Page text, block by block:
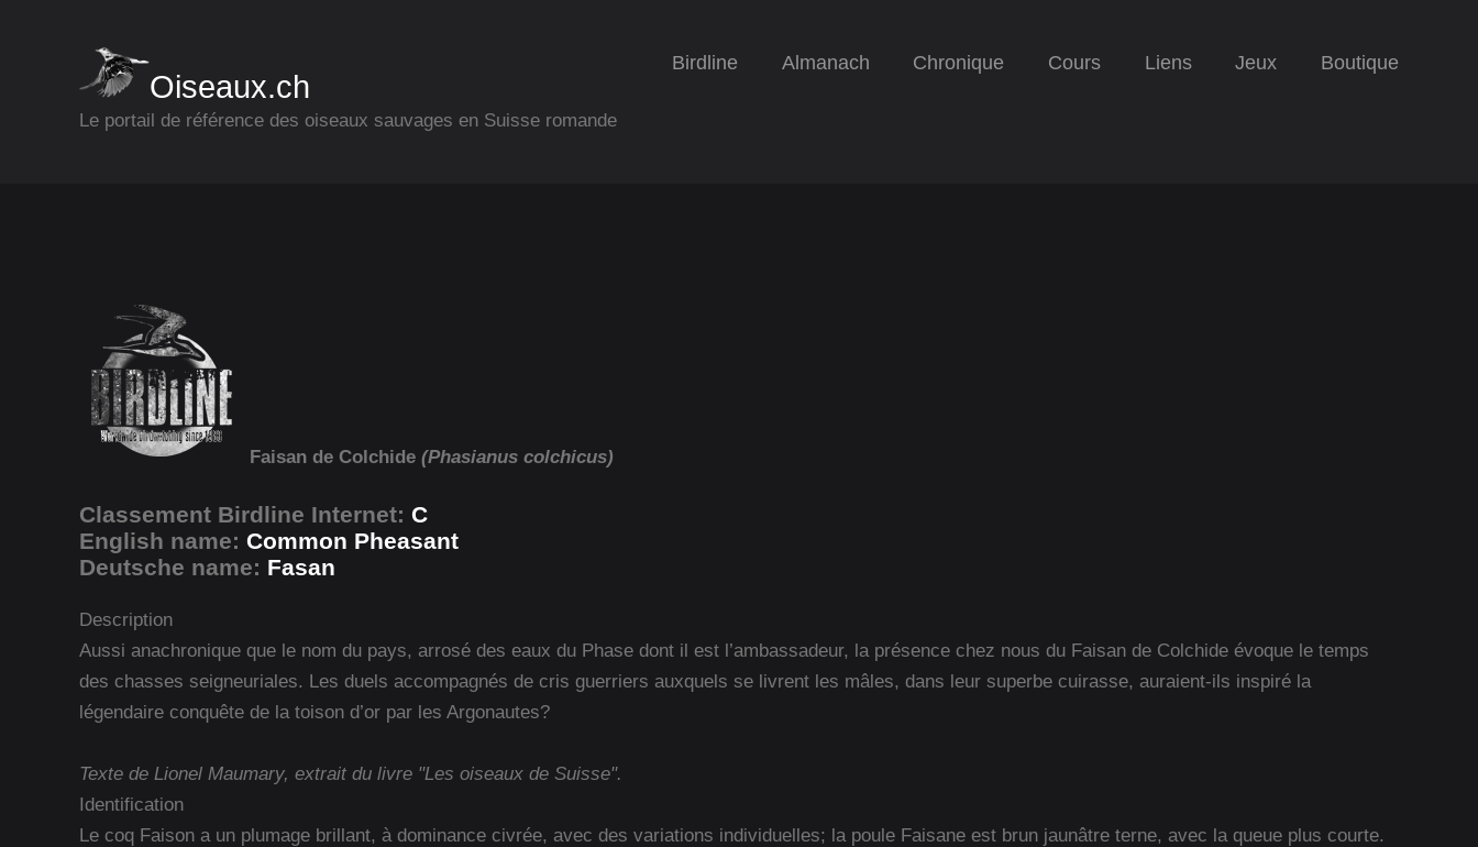
Oiseaux.ch
Le portail de référence des oiseaux sauvages en Suisse romande
Birdline Almanach Chronique Cours Liens Jeux Boutique
Faisan de Colchide (Phasianus colchicus)
Classement Birdline Internet: C
English name: Common Pheasant
Deutsche name: Fasan
Description
Aussi anachronique que le nom du pays, arrosé des eaux du Phase dont il est l’ambassadeur, la présence chez nous du Faisan de Colchide évoque le temps
des chasses seigneuriales. Les duels accompagnés de cris guerriers auxquels se livrent les mâles, dans leur superbe cuirasse, auraient-ils inspiré la
légendaire conquête de la toison d’or par les Argonautes?
Texte de Lionel Maumary, extrait du livre "Les oiseaux de Suisse".
Identification
Le coq Faison a un plumage brillant, à dominance civrée, avec des variations individuelles; la poule Faisane est brun jaunâtre terne, avec la queue plus courte.